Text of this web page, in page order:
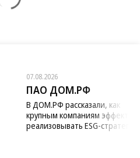
07.08.2026
ПАО ДОМ.РФ
В ДОМ.РФ рассказали, как
крупным компаниям
реализовывать ESG-стратегию